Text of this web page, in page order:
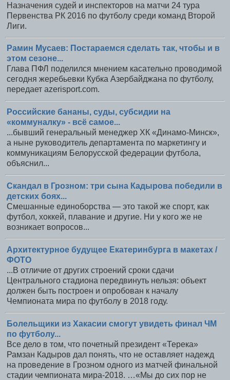
Назначения судей и инспекторов на матчи 24 тура
Первенства РК 2016 по футболу среди команд Второй
Лиги.
Рамин Мусаев: Постараемся сделать так, чтобы и в
этом сезоне...
Глава ПФЛ поделился мнением касательно проводимой
сегодня жеребьевки Кубка Азербайджана по футболу,
передает azerisport.com.
Российские бананы, суды, субсидии на
«коммуналку» - всё самое...
...бывший генеральный менеджер ХК «Динамо-Минск»,
а ныне руководитель департамента по маркетингу и
коммуникациям Белорусской федерации футбола,
объяснил...
Скандал в Грозном: три сына Кадырова победили в
детских боях...
Смешанные единоборства — это такой же спорт, как
футбол, хоккей, плавание и другие. Ни у кого же не
возникает вопросов...
Архитектурное будущее Екатеринбурга в макетах /
ФОТО
...В отличие от других строений сроки сдачи
Центрального стадиона передвинуть нельзя: объект
должен быть построен и опробован к началу
Чемпионата мира по футболу в 2018 году.
Болельщики из Хакасии смогут увидеть финал ЧМ
по футболу...
Все дело в том, что почетный президент «Терека»
Рамзан Кадыров дал понять, что не оставляет надежд
на проведение в Грозном одного из матчей финальной
стадии чемпионата мира-2018. …«Мы до сих пор не